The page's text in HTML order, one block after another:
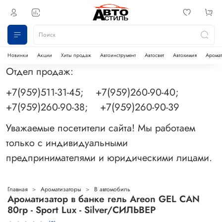
Новинки Акции Хиты продаж Автоинструмент Автосвет Автохимия
Отдел продаж:
+7(959)511-31-45; +7(959)260-90-40;
+7(959)260-90-38; +7(959)260-90-39
Уважаемые посетители сайта! Мы работаем
только с индивидуальными
предпринимателями и юридическими лицами.
Главная Ароматизаторы В автомобиль
Ароматизатор в банке гель Areon GEL САN
80гр - Sport Lux - Silver/СИЛЬВЕР